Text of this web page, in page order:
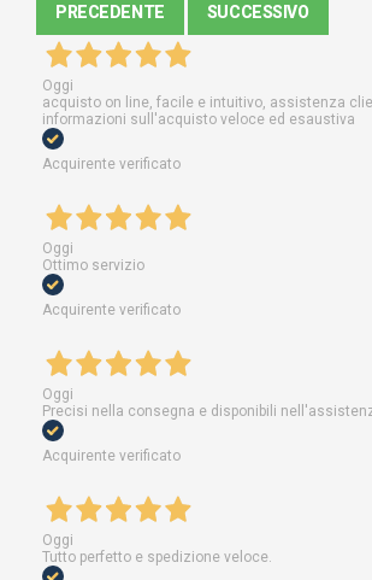
PRECEDENTE SUCCESSIVO
Oggi
acquisto on line, facile e intuitivo, assistenza
informazioni sull'acquisto veloce ed esaustiva
Acquirente verificato
Oggi
Ottimo servizio
Acquirente verificato
Oggi
Precisi nella consegna e disponibili
Acquirente verificato
Oggi
Tutto perfetto e spedizione veloce.